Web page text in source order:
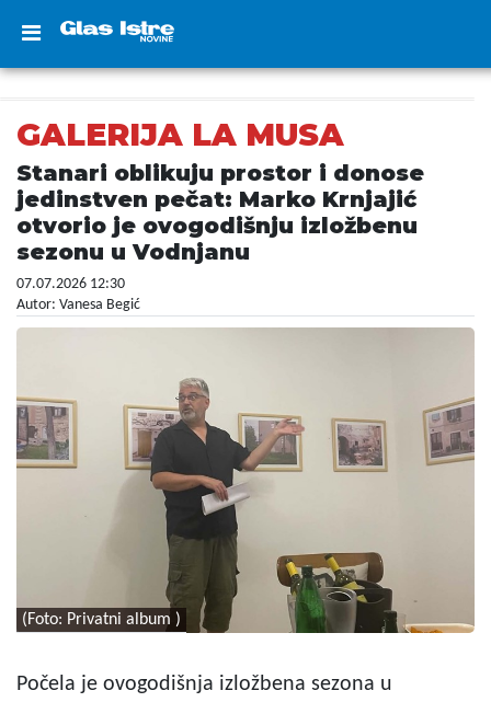
GALERIJA LA MUSA
Stanari oblikuju prostor i donose
jedinstven pečat: Marko Krnjajić
otvorio je ovogodišnju izložbenu
sezonu u Vodnjanu
07.07.2026 12:30
Autor: Vanesa Begić
(Foto: Privatni album )
Počela je ovogodišnja izložbena sezona u